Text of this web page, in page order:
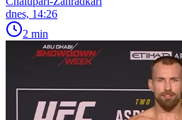
dnes, 14:26
2 min